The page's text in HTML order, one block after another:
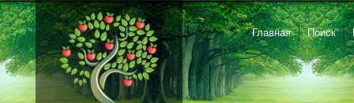
Главная Поиск